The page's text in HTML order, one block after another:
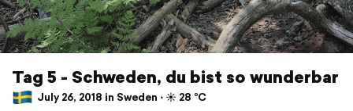
Tag 5 - Schweden, du bist so wunderbar
July 26, 2018 in Sweden ⋅ ☀️ 28 °C